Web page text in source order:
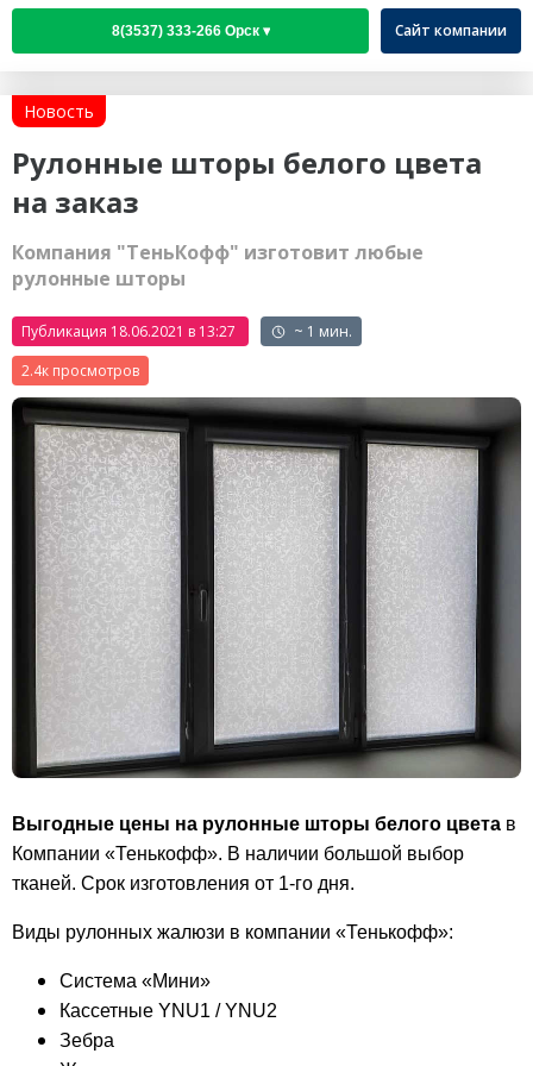
Сайт компании
Новость
Рулонные шторы белого цвета
на заказ
Компания "ТеньКофф" изготовит любые
рулонные шторы
Публикация 18.06.2021 в 13:27
~ 1 мин.
2.4к
Выгодные цены на рулонные шторы белого цвета в
Компании «Тенькофф». В наличии большой выбор
тканей. Срок изготовления от 1-го дня.
Виды рулонных жалюзи в компании «Тенькофф»:
Система «Мини»
Кассетные YNU1 / YNU2
Зебра